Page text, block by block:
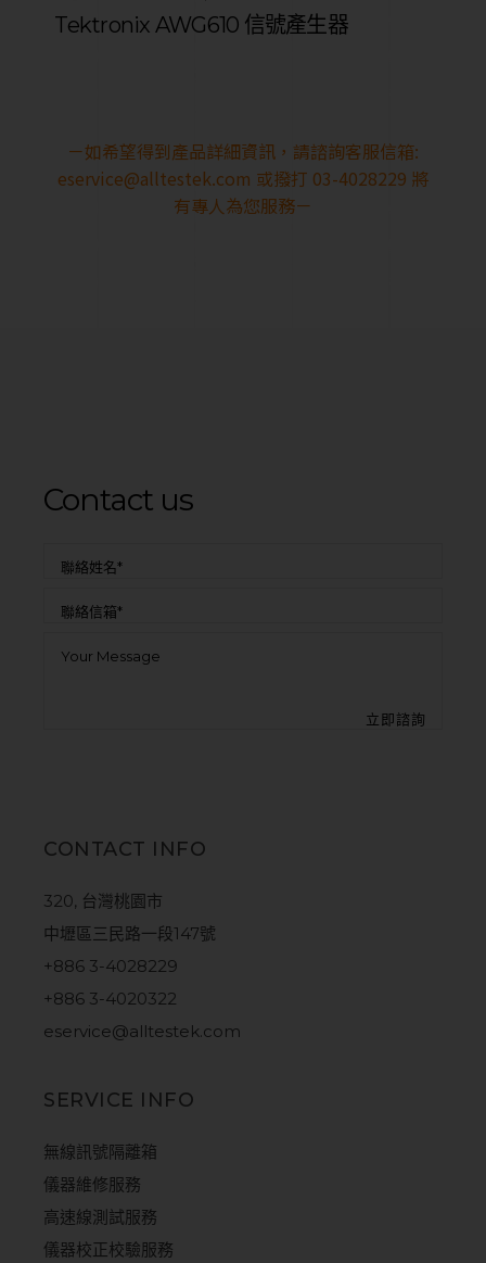
Tektronix AWG610 信號產生器
－如希望得到產品詳細資訊，請諮詢客服信箱:
eservice@alltestek.com 或撥打 03-4028229 將
有專人為您服務－
Contact us
CONTACT INFO
320, 台灣桃園市
中壢區三民路一段147號
+886 3-4028229
+886 3-4020322
eservice@alltestek.com
SERVICE INFO
無線訊號隔離箱
儀器維修服務
高速線測試服務
儀器校正校驗服務